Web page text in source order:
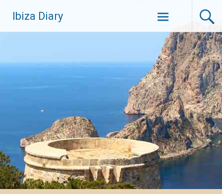
Inhalt
springen
Ibiza Diary